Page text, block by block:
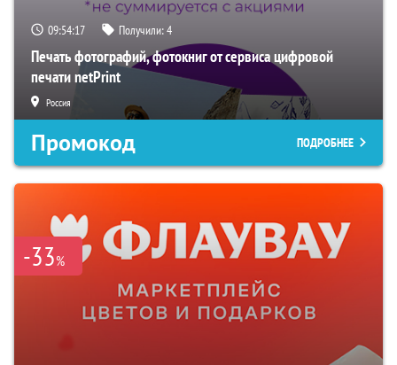
09:54:16 Получили:4
Печать фотографий, фотокниг от сервиса цифровой
печати netPrint
Россия
Промокод ПОДРОБНЕЕ
-33%